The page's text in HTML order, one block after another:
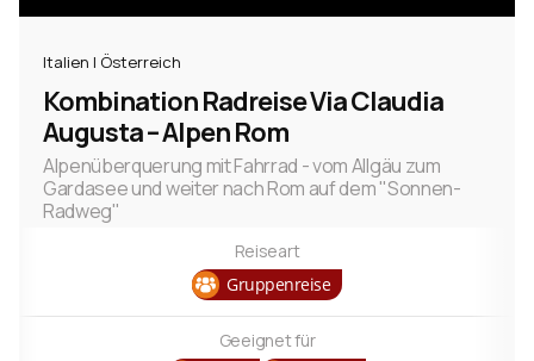
Italien | Österreich
Kombination Radreise Via Claudia
Augusta – Alpen Rom
Alpenüberquerung mit Fahrrad - vom Allgäu zum
Gardasee und weiter nach Rom auf dem "Sonnen-
Radweg"
Reiseart
Gruppenreise
Geeignet für